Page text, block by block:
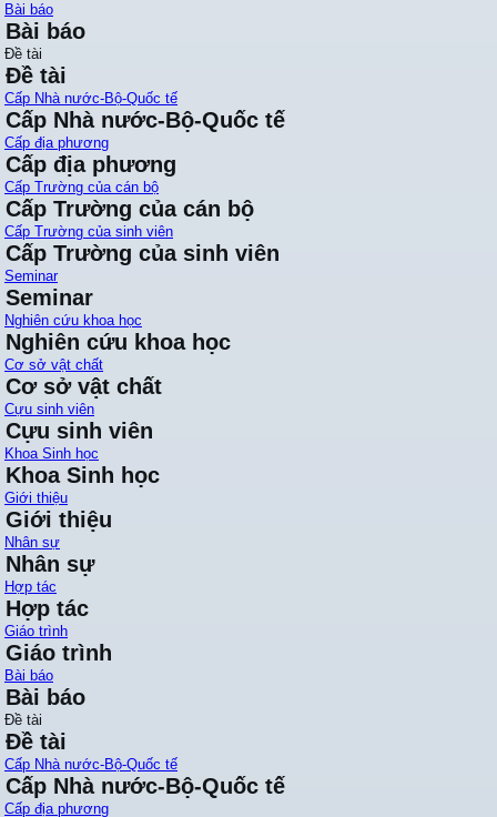
Bài báo
Bài báo
Đề tài
Đề tài
Cấp Nhà nước-Bộ-Quốc tế
Cấp Nhà nước-Bộ-Quốc tế
Cấp địa phương
Cấp địa phương
Cấp Trường của cán bộ
Cấp Trường của cán bộ
Cấp Trường của sinh viên
Cấp Trường của sinh viên
Seminar
Seminar
Nghiên cứu khoa học
Nghiên cứu khoa học
Cơ sở vật chất
Cơ sở vật chất
Cựu sinh viên
Cựu sinh viên
Khoa Sinh học
Khoa Sinh học
Giới thiệu
Giới thiệu
Nhân sự
Nhân sự
Hợp tác
Hợp tác
Giáo trình
Giáo trình
Bài báo
Bài báo
Đề tài
Đề tài
Cấp Nhà nước-Bộ-Quốc tế
Cấp Nhà nước-Bộ-Quốc tế
Cấp địa phương